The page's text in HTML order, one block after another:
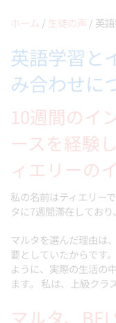
ホーム / 生徒の声 / 英
英語学習と
み合わせに
10週間のイ
ースを経験
ィエリーの
私の名前はティエリー
タに7週間滞在しており
マルタを選んだ理由は
要としていたからです
ように、実際の生活の
ます。 私は、上級クラ
マルタ、